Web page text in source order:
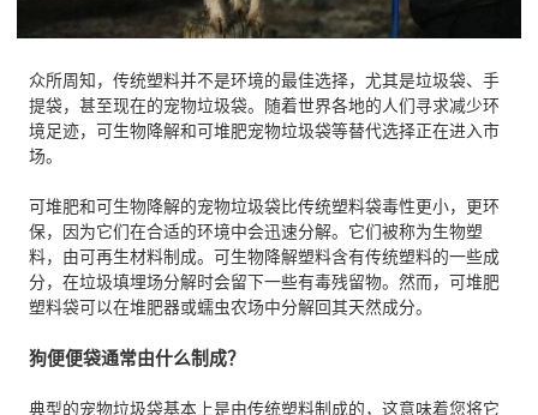
众所周知，传统塑料并不是环境的最佳选择，尤其是垃圾袋、手
提袋，甚至现在的宠物垃圾袋。随着世界各地的人们寻求减少环
境足迹，可生物降解和可堆肥宠物垃圾袋等替代选择正在进入市
场。
可堆肥和可生物降解的宠物垃圾袋比传统塑料袋毒性更小，更环
保，因为它们在合适的环境中会迅速分解。它们被称为生物塑
料，由可再生材料制成。可生物降解塑料含有传统塑料的一些成
分，在垃圾填埋场分解时会留下一些有毒残留物。然而，可堆肥
塑料袋可以在堆肥器或蠕虫农场中分解回其天然成分。
狗便便袋通常由什么制成？
典型的宠物垃圾袋基本上是由传统塑料制成的，这意味着您将它